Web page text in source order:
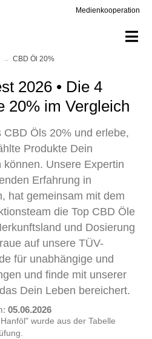
Medienkooperation
CBD Öl 20%
20% im Vergleich
Öls 20% und erlebe,
Produkte Dein
Unsere Expertin
Erfahrung in
hat gemeinsam mit dem
die Top CBD Öle
und Dosierung
auf unsere TÜV-
für unabhängige und
und finde mit unserer
Dein Leben bereichert.
05.06.2026
wurde aus der Tabelle